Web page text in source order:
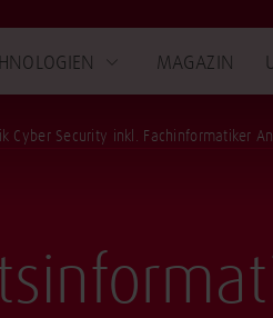
MAGAZIN
Cyber Security inkl. Fachinformatiker